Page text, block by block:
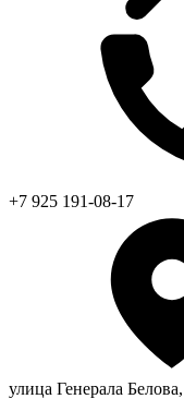
+7 925 191-08-17
улица Генерала